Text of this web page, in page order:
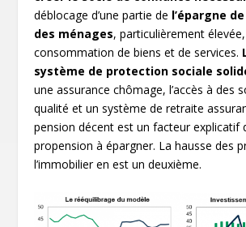
déblocage d’une partie de l’épargne
des ménages, particulièrement
consommation de biens et de services.
système de protection sociale
une assurance chômage, l’accès à des
qualité et un système de retraite
pension décent est un facteur explicatif
propension à épargner. La hausse des
l’immobilier en est un deuxième.